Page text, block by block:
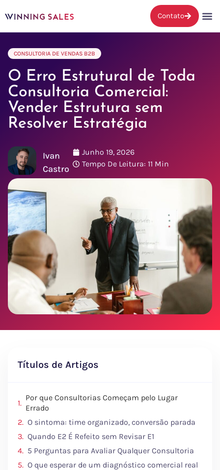
Contato
CONSULTORIA DE VENDAS B2B
O Erro Estrutural de Toda
Consultoria Comercial:
Vender Estrutura sem
Resolver Estratégia
Junho 19, 2026
Tempo De Leitura: 11 Min
Ivan
Castro
Títulos de Artigos
Por que Consultorias Começam pelo Lugar
Errado
O sintoma: time organizado, conversão parada
Quando E2 É Refeito sem Revisar E1
5 Perguntas para Avaliar Qualquer Consultoria
O que esperar de um diagnóstico comercial real